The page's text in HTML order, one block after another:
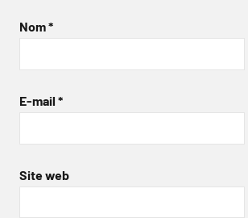
Nom*
E-mail *
Site web